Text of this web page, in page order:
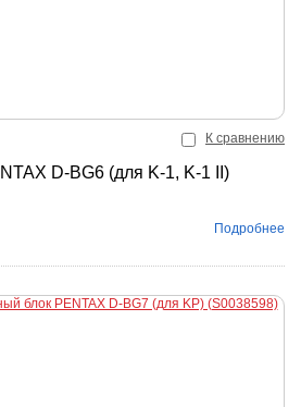
К сравнению
D-BG6 (для K-1, K-1 II)
Подробнее